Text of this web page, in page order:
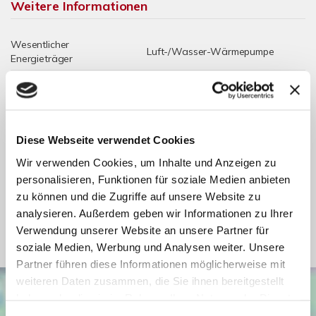
Diese Webseite verwendet Cookies
Wir verwenden Cookies, um Inhalte und Anzeigen zu
personalisieren, Funktionen für soziale Medien anbieten
zu können und die Zugriffe auf unsere Website zu
analysieren. Außerdem geben wir Informationen zu Ihrer
Verwendung unserer Website an unsere Partner für
soziale Medien, Werbung und Analysen weiter. Unsere
Partner führen diese Informationen möglicherweise mit
weiteren Daten zusammen, die Sie ihnen bereitgestellt
Weitere Informationen
Wesentlicher
Energieträger
Luft-/Wasser-Wärmepumpe
Energieausweis
Werteklasse
Energieausweis
Gebäudeart
Heizung
Zentralheizung,
Fußbodenheizung
Befeuerung
Luft-/Wasser-Wärmepumpe